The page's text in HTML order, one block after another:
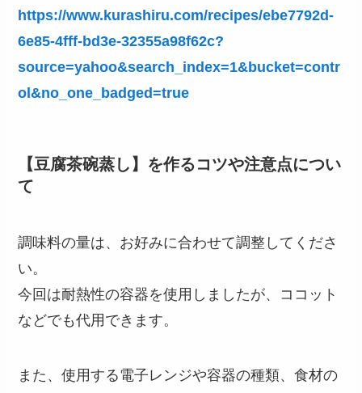
https://www.kurashiru.com/recipes/ebe7792d-
6e85-4fff-bd3e-32355a98f62c?
source=yahoo&search_index=1&bucket=contr
ol&no_one_badged=true
【豆腐茶碗蒸し】を作るコツや注意点につい
て
調味料の量は、お好みに合わせて調整してくださ
い。
今回は耐熱性の容器を使用しましたが、ココット
などでも代用できます。
また、使用する電子レンジや容器の種類、食材の